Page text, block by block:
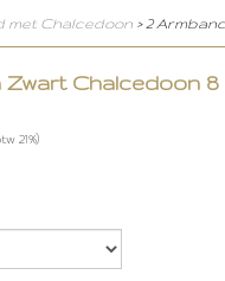
met Chalcedoon > 2
Zwart Chalcedoon 8
21%)